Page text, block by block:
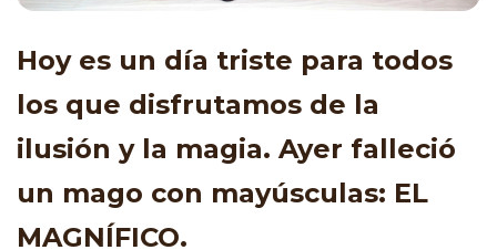
Hoy es un día triste para todos
los que disfrutamos de la
ilusión y la magia. Ayer falleció
un mago con mayúsculas: EL
MAGNÍFICO.